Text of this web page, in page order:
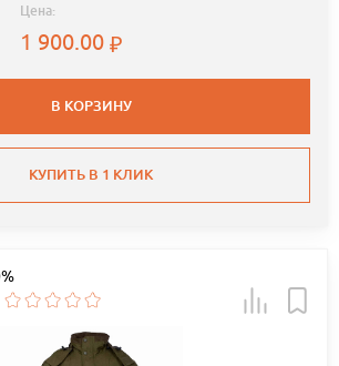
Цена:
1 900.00
В КОРЗИНУ
КУПИТЬ В 1 КЛИК